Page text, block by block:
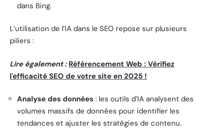
dans Bing.
L’utilisation de l’IA dans le SEO repose sur plusieurs
piliers :
Lire également : Référencement Web : Vérifiez
l'efficacité SEO de votre site en 2025 !
Analyse des données : les outils d’IA analysent des
volumes massifs de données pour identifier les
tendances et ajuster les stratégies de contenu.